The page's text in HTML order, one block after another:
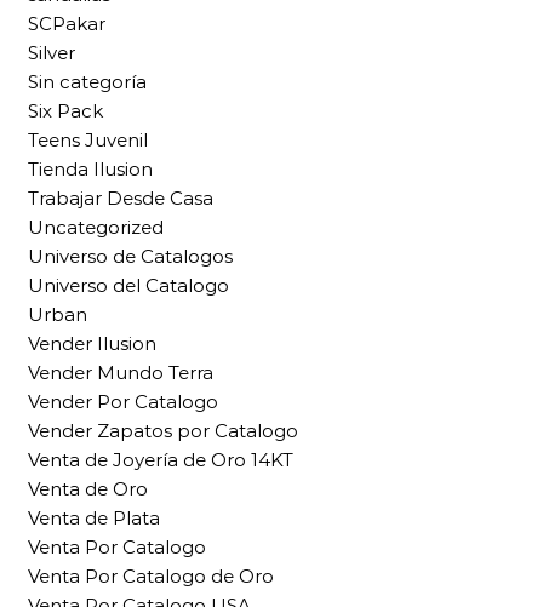
SCPakar
Silver
Sin categoría
Six Pack
Teens Juvenil
Tienda Ilusion
Trabajar Desde Casa
Uncategorized
Universo de Catalogos
Universo del Catalogo
Urban
Vender Ilusion
Vender Mundo Terra
Vender Por Catalogo
Vender Zapatos por Catalogo
Venta de Joyería de Oro 14KT
Venta de Oro
Venta de Plata
Venta Por Catalogo
Venta Por Catalogo de Oro